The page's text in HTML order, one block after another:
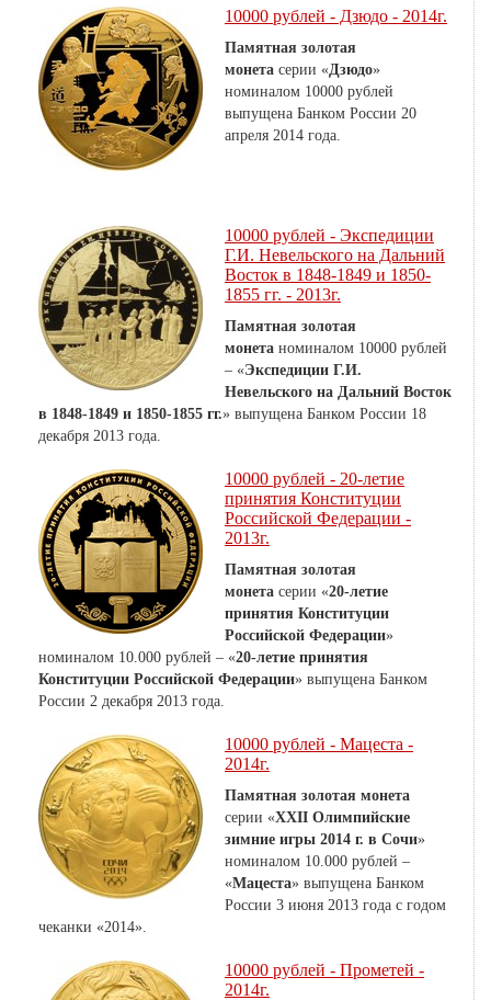
10000 рублей - Дзюдо - 2014г.
Памятная золотая
монета серии «Дзюдо»
номиналом 10000 рублей
выпущена Банком России 20
апреля 2014 года.
10000 рублей - Экспедиции
Г.И. Невельского на Дальний
Восток в 1848-1849 и 1850-
1855 гг. - 2013г.
Памятная золотая
монета номиналом 10000 рублей
– «Экспедиции Г.И.
Невельского на Дальний Восток
в 1848-1849 и 1850-1855 гг.» выпущена Банком России 18
декабря 2013 года.
10000 рублей - 20-летие
принятия Конституции
Российской Федерации -
2013г.
Памятная золотая
монета серии «20-летие
принятия Конституции
Российской Федерации»
номиналом 10.000 рублей – «20-летие принятия
Конституции Российской Федерации» выпущена Банком
России 2 декабря 2013 года.
10000 рублей - Мацеста -
2014г.
Памятная золотая монета
серии «XXII Олимпийские
зимние игры 2014 г. в Сочи»
номиналом 10.000 рублей –
«Мацеста» выпущена Банком
России 3 июня 2013 года с годом
чеканки «2014».
10000 рублей - Прометей -
2014г.